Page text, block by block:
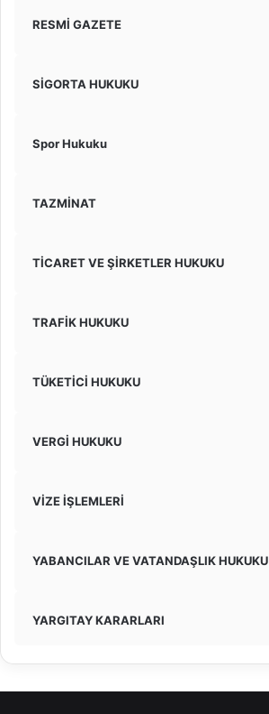
RESMİ GAZETE
SİGORTA HUKUKU
Spor Hukuku
TAZMİNAT
TİCARET VE ŞİRKETLER HUKUKU
TRAFİK HUKUKU
TÜKETİCİ HUKUKU
VERGİ HUKUKU
VİZE İŞLEMLERİ
YABANCILAR VE VATANDAŞLIK HUKUKU
YARGITAY KARARLARI